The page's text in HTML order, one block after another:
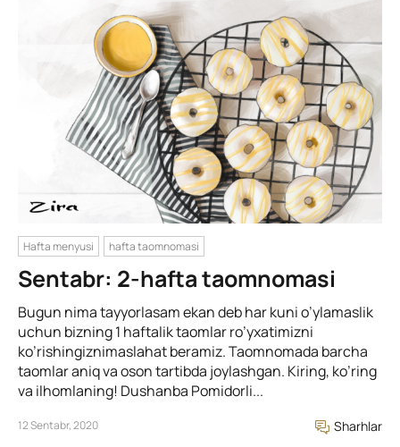
Hafta menyusi hafta taomnomasi
Sentabr: 2-hafta taomnomasi
Bugun nima tayyorlasam ekan deb har kuni o’ylamaslik
uchun bizning 1 haftalik taomlar ro’yxatimizni
ko’rishingiznimaslahat beramiz. Taomnomada barcha
taomlar aniq va oson tartibda joylashgan. Kiring, ko’ring
va ilhomlaning! Dushanba Pomidorli...
12 Sentabr, 2020 Sharhlar